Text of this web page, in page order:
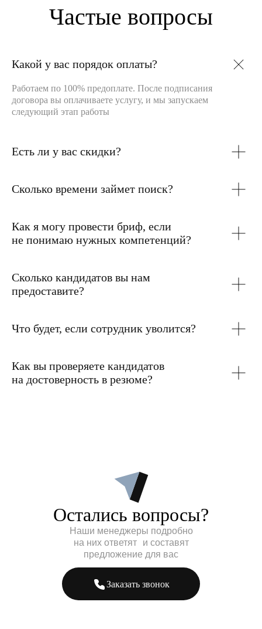
Какой у вас порядок оплаты?
Работаем по 100% предоплате. После подписания
договора вы оплачиваете услугу, и мы запускаем
следующий этап работы
Есть ли у вас скидки?
Сколько времени займет поиск?
Как я могу провести бриф, если
не понимаю нужных компетенций?
Сколько кандидатов вы нам
предоставите?
Что будет, если сотрудник уволится?
Как вы проверяете кандидатов
на достоверность в резюме?
Остались вопросы?
Наши менеджеры подробно
на них ответят и составят
предложение для вас
Заказать звонок